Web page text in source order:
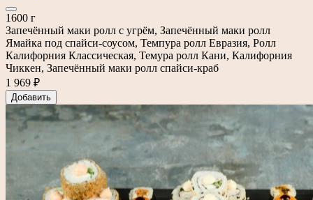
1600 г
Запечённый маки ролл с угрём, Запечённый маки ролл
Ямайка под спайси-соусом, Темпура ролл Евразия, Ролл
Калифорния Классическая, Темура ролл Кани, Калифорния
Чиккен, Запечённый маки ролл спайси-краб
1 969 ₽
Добавить